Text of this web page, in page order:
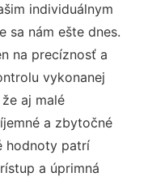
individuálnym
sa nám ešte dnes.
na precíznosť a
vykonanej
aj malé
a zbytočné
hodnoty patrí
a úprimná